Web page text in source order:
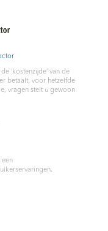
‘kostenzijde’ van de
betaalt, voor hetzelfde
vragen stelt u gewoon